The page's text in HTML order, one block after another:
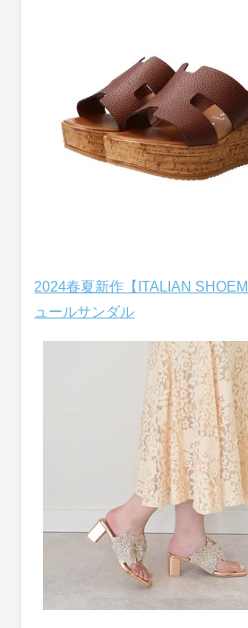
2024春夏新作【ITALIAN
ュールサンダル